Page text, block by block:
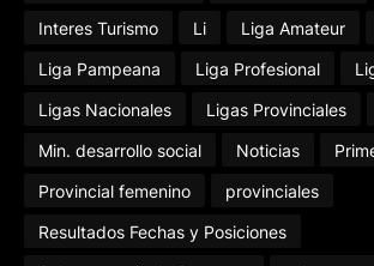
Interes Turismo
Li Liga Amateur
Liga Pampeana
Liga Profesional
Ligas Nacionales
Ligas Provinciales
Min. desarrollo social
Noticias
Provincial femenino
provinciales
Resultados Fechas y Posiciones